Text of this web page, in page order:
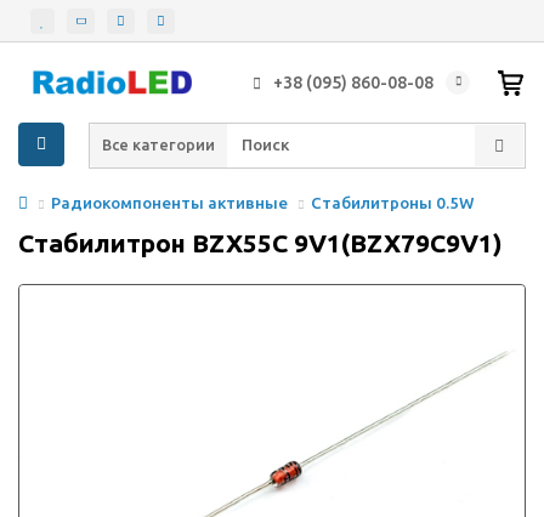
+38 (095) 860-08-08
Все категории
Радиокомпоненты активные Стабилитроны 0.5W
Стабилитрон BZX55C 9V1(BZX79C9V1)